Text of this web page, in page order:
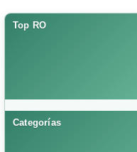
Top RO
Categorías